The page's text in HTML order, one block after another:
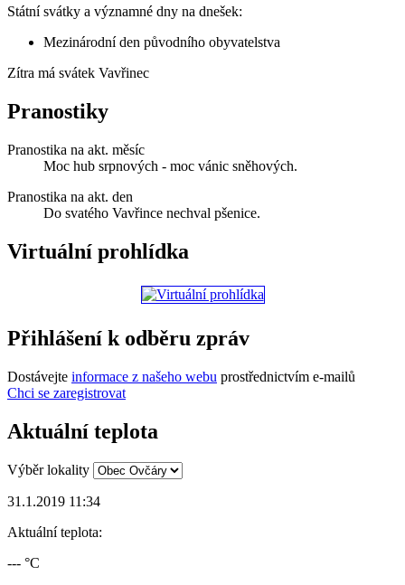
Státní svátky a významné dny na dnešek:
Mezinárodní den původního obyvatelstva
Zítra má svátek Vavřinec
Pranostiky
Pranostika na akt. měsíc
Moc hub srpnových - moc vánic sněhových.
Pranostika na akt. den
Do svatého Vavřince nechval pšenice.
Virtuální prohlídka
Přihlášení k odběru zpráv
Dostávejte informace z našeho webu prostřednictvím e-mailů
Chci se zaregistrovat
Aktuální teplota
Výběr lokality
31.1.2019 11:34
Aktuální teplota:
--- °C